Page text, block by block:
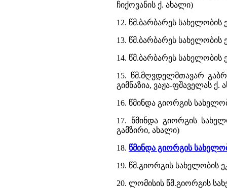
ჩიქოვანის ქ. ახალი)
12. წმ.ბარბარეს სახელობის
13. წმ.ბარბარეს
14. წმ.ბარბარეს
15. წმ.მღვდელმთავარ
გიმნაზია, ვაჟა-ფშაველას ქ.
16. წმინდა გიორგის
17. წმინდა გიორგის
გამზირი, ახალი)
18. წმინდა გიორგის
19. წმ.გიორგის სახელობის
20. ლომისის წმ.გიორგის